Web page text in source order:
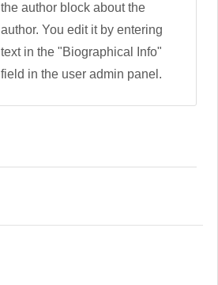
the author block about the
author. You edit it by entering
text in the "Biographical Info"
field in the user admin panel.